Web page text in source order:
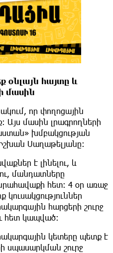
օնլայն հայտը և
մասին
որ փողոցային
Այս մասին լրագրողների
խմբակցության
Սաղաթելյանը:
է լինելու, և
մանդատները
հետ: 4 օր առաջ
հարցերի շուրջ
հետ կապված:
կետերը պետք է
սպասարկման շուրջ